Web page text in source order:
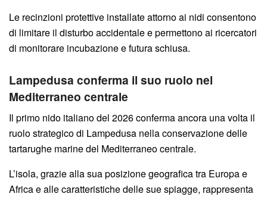
Le recinzioni protettive installate attorno ai nidi consentono
di limitare il disturbo accidentale e permettono ai ricercatori
di monitorare incubazione e futura schiusa.
Lampedusa conferma il suo ruolo nel
Mediterraneo centrale
Il primo nido italiano del 2026 conferma ancora una volta il
ruolo strategico di Lampedusa nella conservazione delle
tartarughe marine del Mediterraneo centrale.
L’isola, grazie alla sua posizione geografica tra Europa e
Africa e alle caratteristiche delle sue spiagge, rappresenta